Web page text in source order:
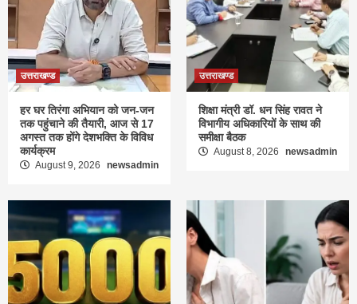
उत्तराखण्ड
हर घर तिरंगा अभियान को जन-जन
तक पहुंचाने की तैयारी, आज से 17
अगस्त तक होंगे देशभक्ति के विविध
कार्यक्रम
August 9, 2026 newsadmin
उत्तराखण्ड
शिक्षा मंत्री डॉ. धन सिंह रावत ने
विभागीय अधिकारियों के साथ की
समीक्षा बैठक
August 8, 2026 newsadmin